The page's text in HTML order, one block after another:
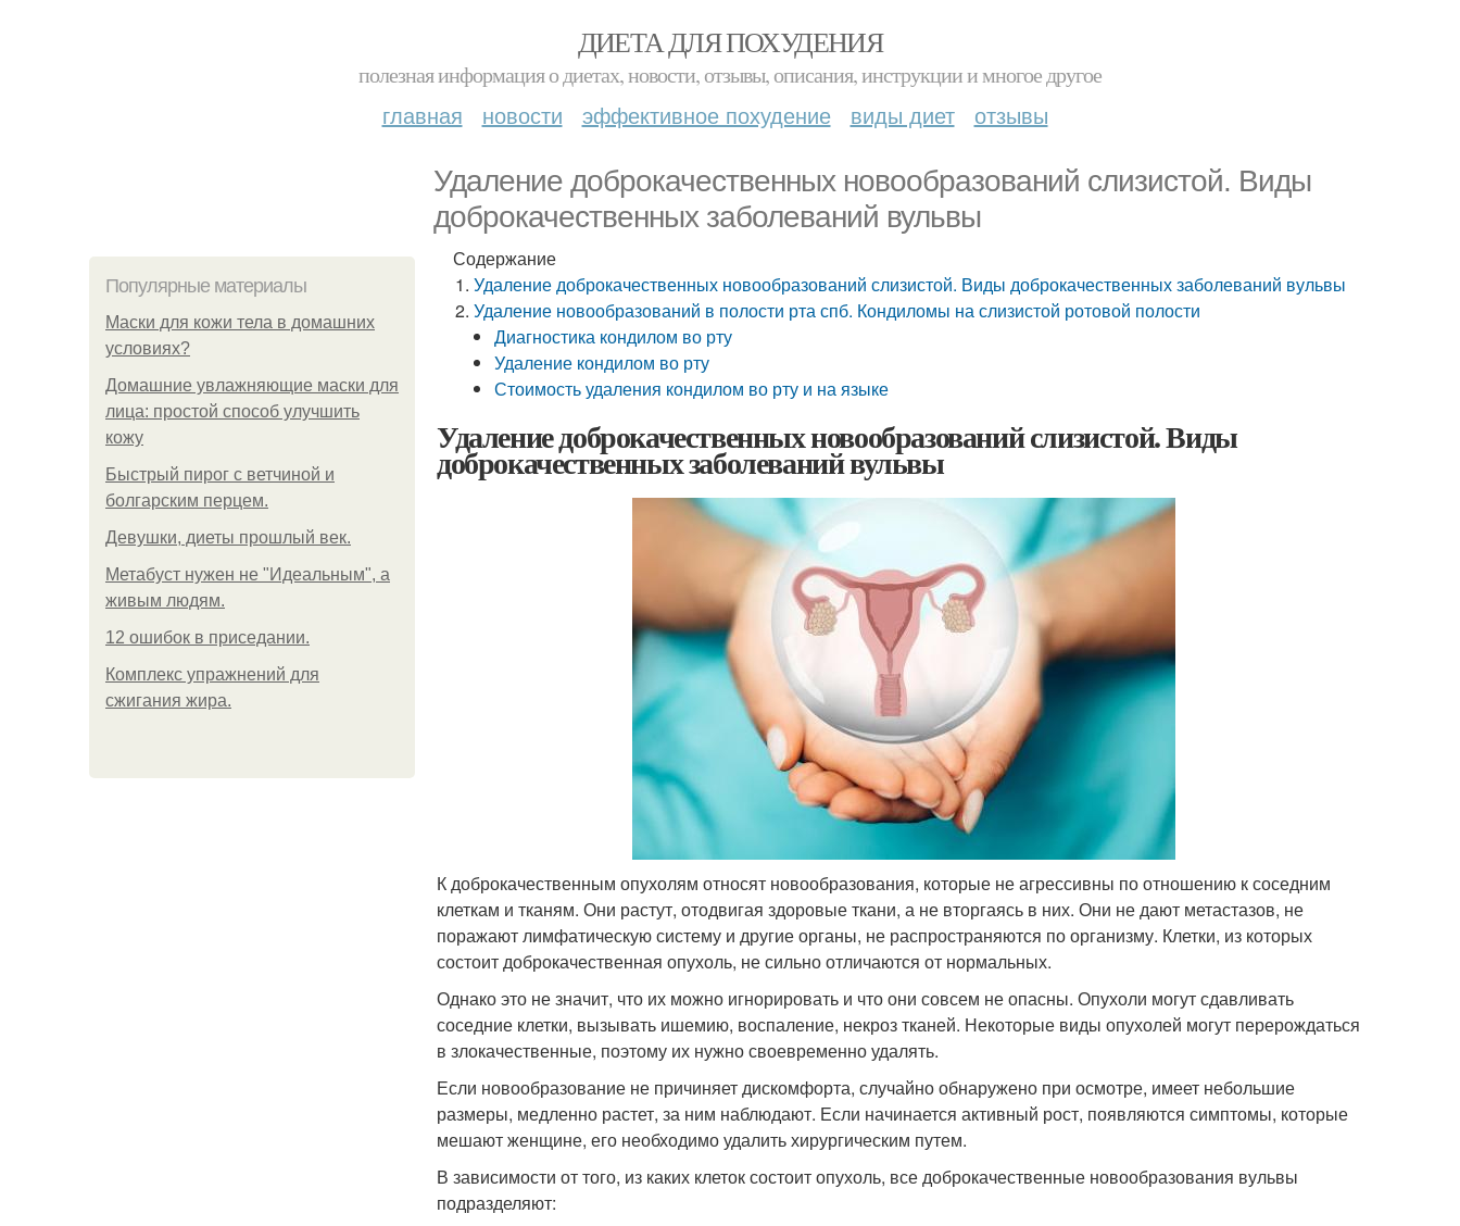
ДИЕТА ДЛЯ ПОХУДЕНИЯ
полезная информация о диетах, новости, отзывы, описания, инструкции и многое другое
главная новости эффективное похудение виды диет отзывы
Удаление доброкачественных новообразований слизистой. Виды
доброкачественных заболеваний вульвы
Популярные материалы
Маски для кожи тела в домашних
условиях?
Домашние увлажняющие маски для
лица: простой способ улучшить
кожу
Быстрый пирог с ветчиной и
болгарским перцем.
Девушки, диеты прошлый век.
Метабуст нужен не "Идеальным", а
живым людям.
12 ошибок в приседании.
Комплекс упражнений для
сжигания жира.
Содержание
Удаление доброкачественных новообразований слизистой. Виды доброкачественных заболеваний вульвы
Удаление новообразований в полости рта спб. Кондиломы на слизистой ротовой полости
Диагностика кондилом во рту
Удаление кондилом во рту
Стоимость удаления кондилом во рту и на языке
Удаление доброкачественных новообразований слизистой. Виды
доброкачественных заболеваний вульвы
К доброкачественным опухолям относят новообразования, которые не агрессивны по отношению к соседним
клеткам и тканям. Они растут, отодвигая здоровые ткани, а не вторгаясь в них. Они не дают метастазов, не
поражают лимфатическую систему и другие органы, не распространяются по организму. Клетки, из которых
состоит доброкачественная опухоль, не сильно отличаются от нормальных.
Однако это не значит, что их можно игнорировать и что они совсем не опасны. Опухоли могут сдавливать
соседние клетки, вызывать ишемию, воспаление, некроз тканей. Некоторые виды опухолей могут перерождаться
в злокачественные, поэтому их нужно своевременно удалять.
Если новообразование не причиняет дискомфорта, случайно обнаружено при осмотре, имеет небольшие
размеры, медленно растет, за ним наблюдают. Если начинается активный рост, появляются симптомы, которые
мешают женщине, его необходимо удалить хирургическим путем.
В зависимости от того, из каких клеток состоит опухоль, все доброкачественные новообразования вульвы
подразделяют: